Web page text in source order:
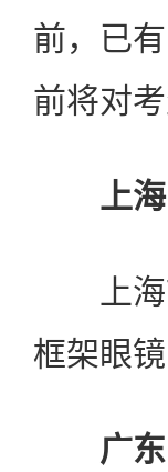
前，已
前将对
上海
上海市
框架眼
广东